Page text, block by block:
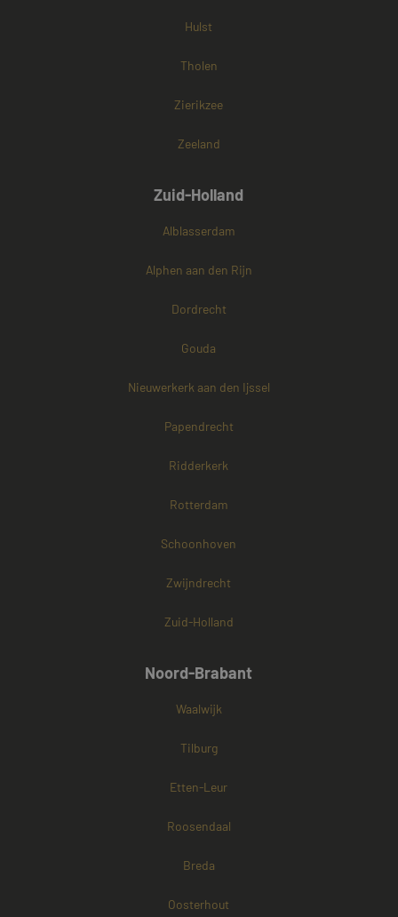
Hulst
Tholen
Zierikzee
Zeeland
Zuid-Holland
Alblasserdam
Alphen aan den Rijn
Dordrecht
Gouda
Nieuwerkerk aan den Ijssel
Papendrecht
Ridderkerk
Rotterdam
Schoonhoven
Zwijndrecht
Zuid-Holland
Noord-Brabant
Waalwijk
Tilburg
Etten-Leur
Roosendaal
Breda
Oosterhout